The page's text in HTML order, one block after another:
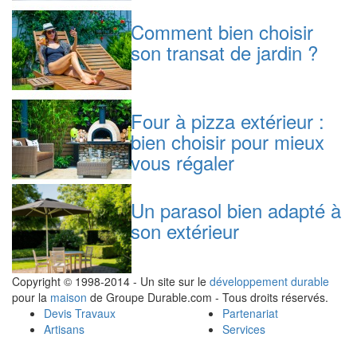
Comment bien choisir
son transat de jardin ?
Four à pizza extérieur :
bien choisir pour mieux
vous régaler
Un parasol bien adapté à
son extérieur
Copyright © 1998-2014 - Un site sur le développement durable
pour la maison de Groupe Durable.com - Tous droits réservés.
Devis Travaux
Artisans
Partenariat
Services